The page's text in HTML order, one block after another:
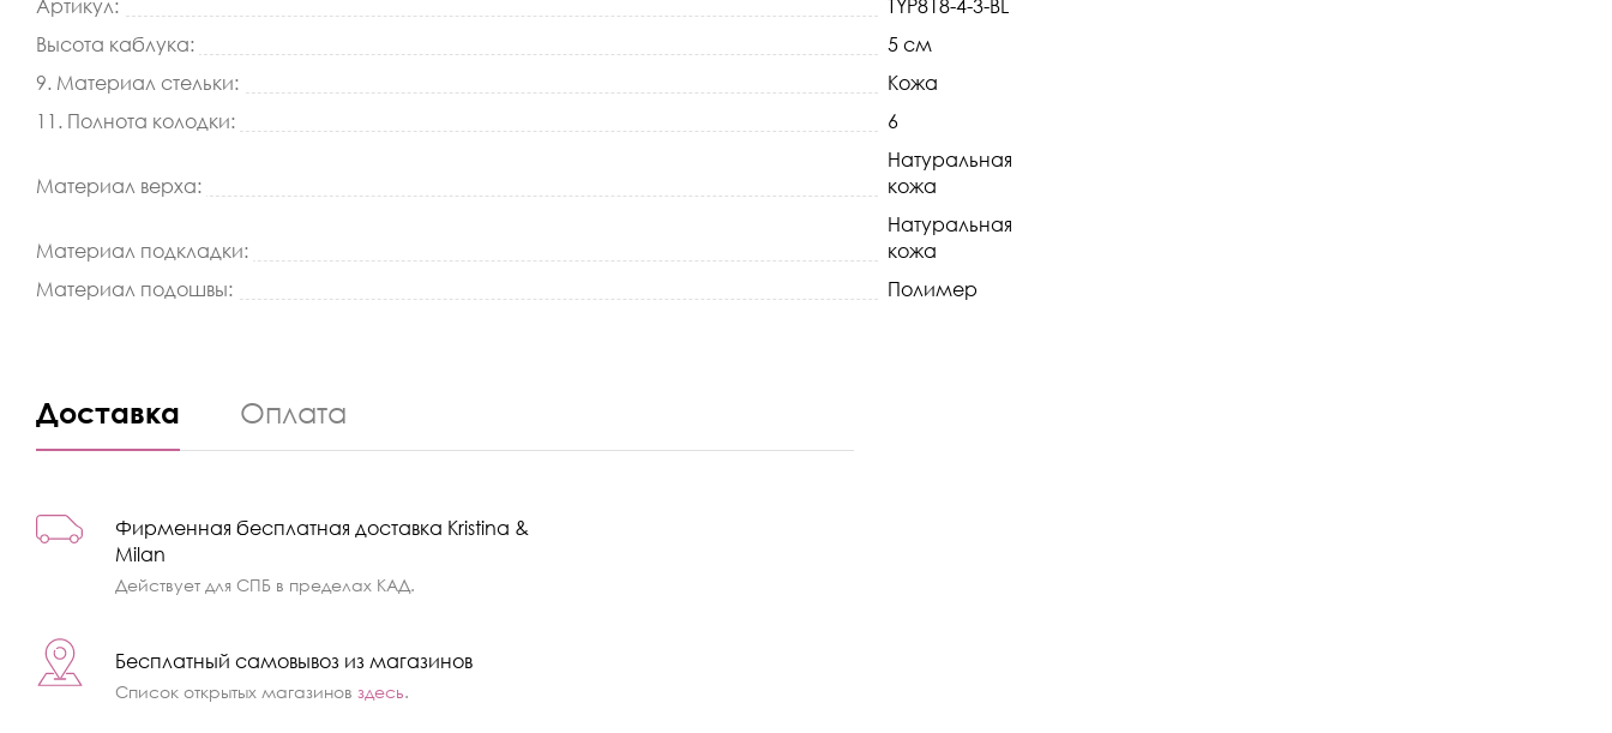
Артикул:
TYP818-4-3-BL
Высота каблука:
5 см
9. Материал стельки:
Кожа
11. Полнота колодки:
6
Материал верха:
Натуральная
кожа
Материал подкладки:
Натуральная
кожа
Материал подошвы:
Полимер
Доставка Оплата
Фирменная бесплатная доставка Kristina &
Milan
Действует для СПБ в пределах КАД.
Бесплатный самовывоз из магазинов
Список открытых магазиновздесь.